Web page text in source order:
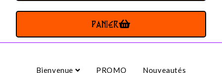
PANIER
Bienvenue PROMO
Nouveautés